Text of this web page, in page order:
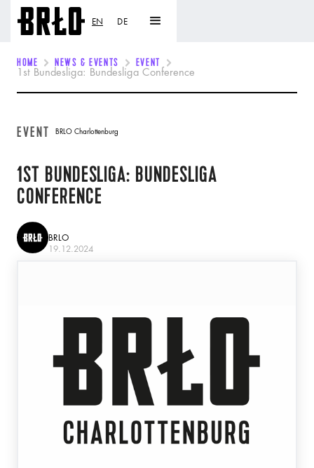
EN DE
HOME NEWS & EVENTS EVENT
1st Bundesliga: Bundesliga Conference
EVENT BRLO Charlottenburg
1ST BUNDESLIGA: BUNDESLIGA
CONFERENCE
BRLO
19.12.2024